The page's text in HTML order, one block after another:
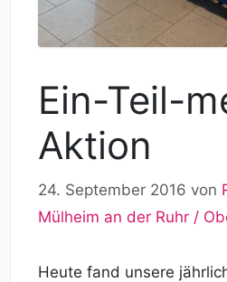
Ein-Teil-
Aktion
24. September 2016 von
Mülheim an der Ruhr /
Heute fand unsere